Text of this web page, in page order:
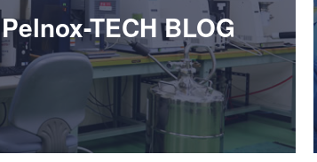
Pelnox-TECH BLOG